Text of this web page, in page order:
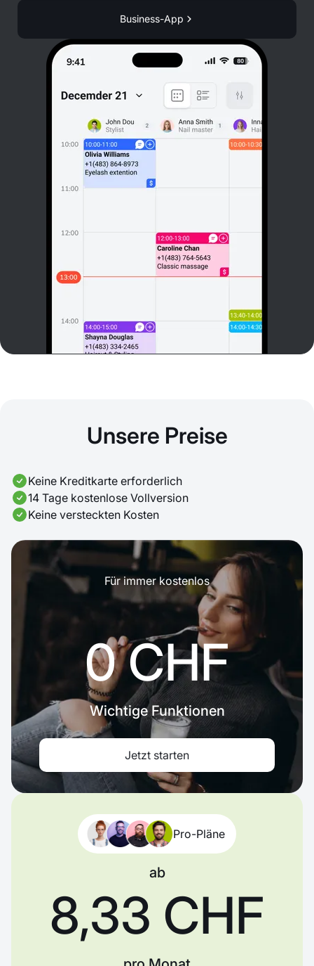
Business-App
Unsere Preise
Keine Kreditkarte erforderlich
14 Tage kostenlose Vollversion
Keine versteckten Kosten
Für immer kostenlos
0 CHF
Wichtige Funktionen
Jetzt starten
Pro-Pläne
ab
8,33 CHF